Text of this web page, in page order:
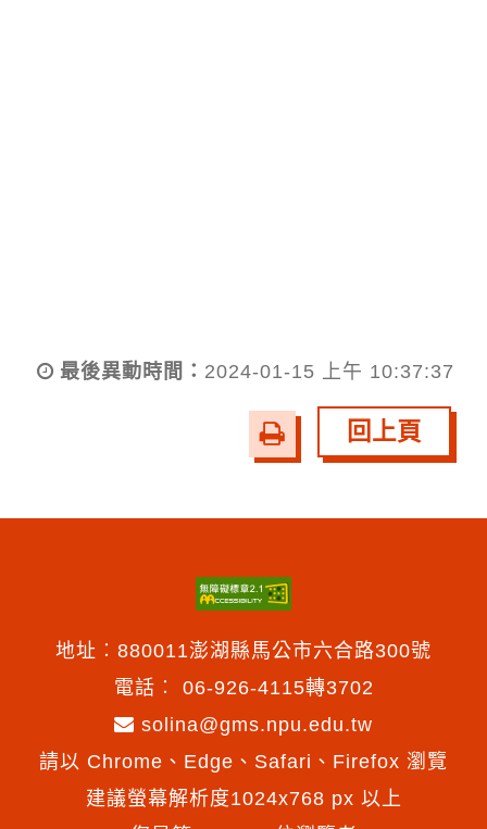
最後異動時間： 2024-01-15 上午 10:37:37
友
善
印
回上頁
地址︰880011澎湖縣馬公市六合路300號
電話︰ 06-926-4115轉3702
solina@gms.npu.edu.tw
請以 Chrome、Edge、Safari、Firefox 瀏覽
建議螢幕解析度1024x768 px 以上